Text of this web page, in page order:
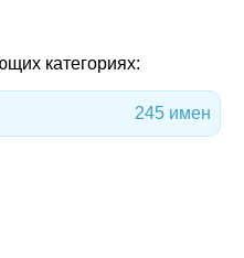
категориях:
245 имен